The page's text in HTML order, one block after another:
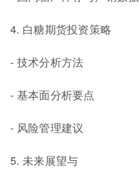
4. 白糖期货投资策略
- 技术分析方法
- 基本面分析要点
- 风险管理建议
5. 未来展望与